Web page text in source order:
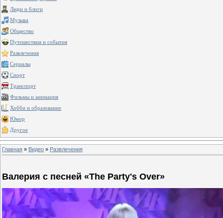
Люди и блоги
Музыка
Общество
Путешествия и события
Развлечения
Сериалы
Спорт
Транспорт
Фильмы и анимация
Хобби и образование
Юмор
Другое
Главная » Видео » Развлечения
Валерия с песней «The Party's Over»